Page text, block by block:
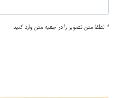
* لطفا متن تصویر را در جعبه متن وارد کنید